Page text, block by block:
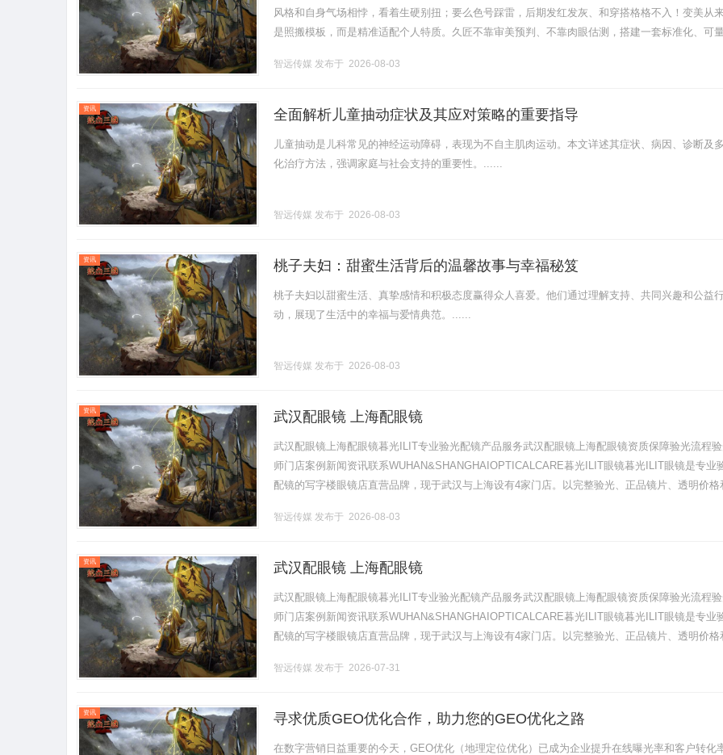
风格和自身气场相悖，看着生硬别扭；要么色号踩雷，后期发红发灰、和穿搭格格不入！变美从
是照搬模板，而是精准适配个人特质。久匠不靠审美预判、不靠肉眼估测，搭建一套标准化、可
号，一对一.........
智远传媒 发布于 2026-08-03
资讯 全面解析儿童抽动症状及其应对策略的重要指导
儿童抽动是儿科常见的神经运动障碍，表现为不自主肌肉运动。本文详述其症状、病因、诊断及
化治疗方法，强调家庭与社会支持的重要性。......
智远传媒 发布于 2026-08-03
资讯 桃子夫妇：甜蜜生活背后的温馨故事与幸福秘笈
桃子夫妇以甜蜜生活、真挚感情和积极态度赢得众人喜爱。他们通过理解支持、共同兴趣和公益
动，展现了生活中的幸福与爱情典范。......
智远传媒 发布于 2026-08-03
资讯 武汉配眼镜 上海配眼镜
武汉配眼镜上海配眼镜暮光ILIT专业验光配镜产品服务武汉配眼镜上海配眼镜资质保障验光流程
师门店案例新闻资讯联系WUHAN&SHANGHAIOPTICALCARE暮光ILIT眼镜暮光ILIT眼镜是专业
配镜的写字楼眼镜店直营品牌，现于武汉与上海设有4家门店。以完整验光、正品镜片、透明价格
智远传媒 发布于 2026-08-03
资讯 武汉配眼镜 上海配眼镜
武汉配眼镜上海配眼镜暮光ILIT专业验光配镜产品服务武汉配眼镜上海配眼镜资质保障验光流程
师门店案例新闻资讯联系WUHAN&SHANGHAIOPTICALCARE暮光ILIT眼镜暮光ILIT眼镜是专业
配镜的写字楼眼镜店直营品牌，现于武汉与上海设有4家门店。以完整验光、正品镜片、透明价格
智远传媒 发布于 2026-07-31
资讯 寻求优质GEO优化合作，助力您的GEO优化之路
在数字营销日益重要的今天，GEO优化（地理定位优化）已成为企业提升在线曝光率和客户转化